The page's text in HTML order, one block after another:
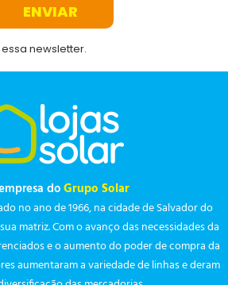
ENVIAR
newsletter.
doGrupo Solar
no ano de 1966, na cidade de Salvador do
matriz. Com o avanço das necessidades da
e o aumento do poder de compra da
aumentaram a variedade de linhas e deram